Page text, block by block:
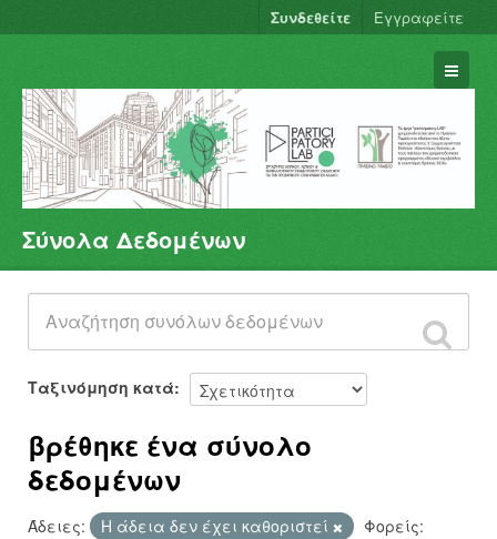
Συνδεθείτε Εγγραφείτε
Σύνολα Δεδομένων
Φορείς
Ομάδες
Σχετικά
Σύνολα Δεδομένων
Ταξινόμηση κατά
βρέθηκε ένα σύνολο
δεδομένων
Άδειες: Η άδεια δεν έχει καθοριστεί
Φορείς: